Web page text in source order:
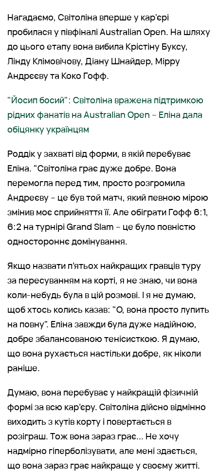
Нагадаємо, Світоліна вперше у кар'єрі
пробилася у півфіналі Australian Open. На шляху
до цього етапу вона вибила Крістіну Буксу,
Лінду Клімовічову, Діану Шнайдер, Мірру
Андрєєву та Коко Гофф.
"Йосип босий": Світоліна вражена підтримкою
рідних фанатів на Australian Open – Еліна дала
обіцянку українцям
Роддік у захваті від форми, в якій перебуває
Еліна. "Світоліна грає дуже добре. Вона
перемогла перед тим, просто розгромила
Андреєву – це був той матч, який певною мірою
змінив моє сприйняття її. Але обіграти Гофф 6:1,
6:2 на турнірі Grand Slam – це було повністю
одностороннє домінування.
Якщо назвати п’ятьох найкращих гравців туру
за пересуванням на корті, я не знаю, чи вона
коли-небудь була в цій розмові. І я не думаю,
щоб хтось колись казав: "О, вона просто лупить
на повну". Еліна завжди була дуже надійною,
добре збалансованою тенісисткою. Я думаю,
що вона рухається настільки добре, як ніколи
раніше.
Думаю, вона перебуває у найкращій фізичній
формі за всю кар’єру. Світоліна дійсно відмінно
виходить з кутів корту і повертається в
розіграш. Тож вона зараз грає... Не хочу
надмірно гіперболізувати, але мені здається,
що вона зараз грає найкраще у своєму житті.